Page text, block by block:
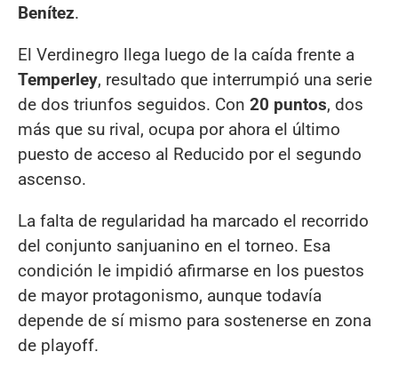
Benítez.
El Verdinegro llega luego de la caída frente a
Temperley, resultado que interrumpió una serie
de dos triunfos seguidos. Con 20 puntos, dos
más que su rival, ocupa por ahora el último
puesto de acceso al Reducido por el segundo
ascenso.
La falta de regularidad ha marcado el recorrido
del conjunto sanjuanino en el torneo. Esa
condición le impidió afirmarse en los puestos
de mayor protagonismo, aunque todavía
depende de sí mismo para sostenerse en zona
de playoff.